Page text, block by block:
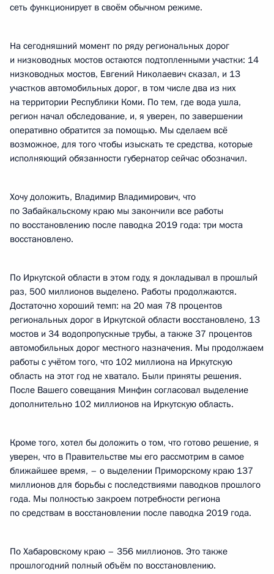
сеть функционирует в своём обычном режиме.
На сегодняшний момент по ряду региональных дорог
и низководных мостов остаются подтопленными участки: 14
низководных мостов, Евгений Николаевич сказал, и 13
участков автомобильных дорог, в том числе два из них
на территории Республики Коми. По тем, где вода ушла,
регион начал обследование, и, я уверен, по завершении
оперативно обратится за помощью. Мы сделаем всё
возможное, для того чтобы изыскать те средства, которые
исполняющий обязанности губернатор сейчас обозначил.
Хочу доложить, Владимир Владимирович, что
по Забайкальскому краю мы закончили все работы
по восстановлению после паводка 2019 года: три моста
восстановлено.
По Иркутской области в этом году, я докладывал в прошлый
раз, 500 миллионов выделено. Работы продолжаются.
Достаточно хороший темп: на 20 мая 78 процентов
региональных дорог в Иркутской области восстановлено, 13
мостов и 34 водопропускные трубы, а также 37 процентов
автомобильных дорог местного назначения. Мы продолжаем
работы с учётом того, что 102 миллиона на Иркутскую
область на этот год не хватало. Были приняты решения.
После Вашего совещания Минфин согласовал выделение
дополнительно 102 миллионов на Иркутскую область.
Кроме того, хотел бы доложить о том, что готово решение, я
уверен, что в Правительстве мы его рассмотрим в самое
ближайшее время, – о выделении Приморскому краю 137
миллионов для борьбы с последствиями паводков прошлого
года. Мы полностью закроем потребности региона
по средствам в восстановлении после паводка 2019 года.
По Хабаровскому краю – 356 миллионов. Это также
прошлогодний полный объём по восстановлению.